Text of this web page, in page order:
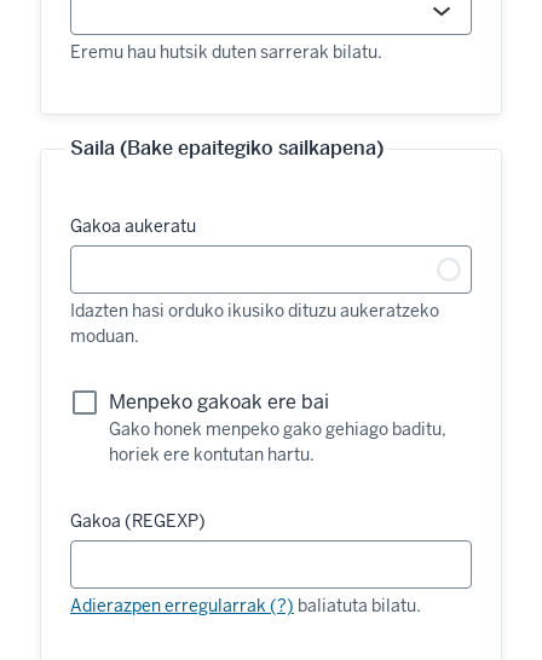
Eremu hau hutsik duten sarrerak bilatu.
Saila (Bake epaitegiko sailkapena)
Gakoa aukeratu
Idazten hasi orduko ikusiko dituzu aukeratzeko
moduan.
Menpeko gakoak ere bai
Gako honek menpeko gako gehiago baditu,
horiek ere kontutan hartu.
Gakoa (REGEXP)
Adierazpen erregularrak (?) baliatuta bilatu.